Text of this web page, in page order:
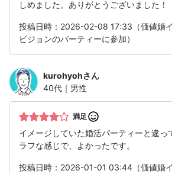
しめました。ありがとうございました！
投稿日時：2026-02-08 17:33（価値婚
ビジョンのパーティーに参加）
kurohyohさん
40代｜男性
満足
イメージしていた婚活パーティーと違っ
ラフな感じで、よかったです。
投稿日時：2026-01-01 03:44（価値婚